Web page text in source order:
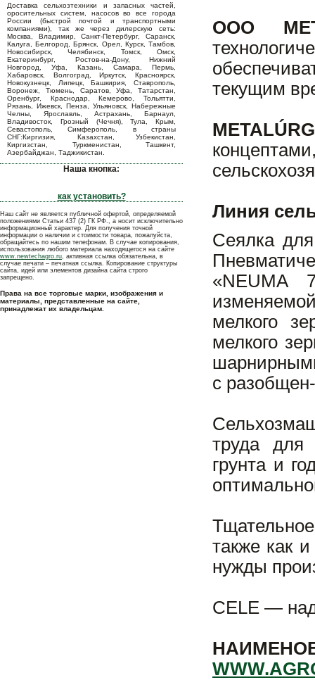
Доставка сельхозтехники и запасных частей,
оросительных систем, насосов во все города
России (быстрой почтой и транспортными
компаниями), так же через дилерскую сеть:
Москва, Владимир, Санкт-Петербург, Саранск,
Калуга, Белгород, Брянск, Орел, Курск, Тамбов,
Новосибирск, Челябинск, Томск, Омск,
Екатеринбург, Ростов-на-Дону, Нижний
Новгород, Уфа, Казань, Самара, Пермь,
Хабаровск, Волгоград, Иркутск, Красноярск,
Новокузнецк, Липецк, Башкирия, Ставрополь,
Воронеж, Тюмень, Саратов, Уфа, Татарстан,
Оренбург, Краснодар, Кемерово, Тольятти,
Рязань, Ижевск, Пенза, Ульяновск, Набережные
Челны, Ярославль, Астрахань, Барнаул,
Владивосток, Грозный (Чечня), Тула, Крым,
Севастополь, Симферополь, в страны
СНГ:Киргизия, Казахстан, Узбекистан,
Киргизстан, Туркменистан, Ташкент,
Азербайджан, Таджикистан.
Наша кнопка:
как установить?
Наш сайт не является публичной офертой, определяемой
положениями Статьи 437 (2) ГК РФ., а носит исключительно
информационный характер. Для получения точной
информации о наличии и стоимости товара, пожалуйста,
обращайтесь по нашим телефонам. В случае копирования,
использования любого материала находящегося на сайте
www.newtechagro.ru, активная ссылка обязательна, в
случае печати – печатная ссылка. Копирование структуры
сайта, идей или элементов дизайна сайта строго
запрещено.
Права на все торговые марки, изображения и
материалы, представленные на сайте,
принадлежат их владельцам.
ООО
текущим
Линия
Сеялка
«NEUMA
мелкого
мелкого
с
труда для
грунта и
также как
нужды
CELE —